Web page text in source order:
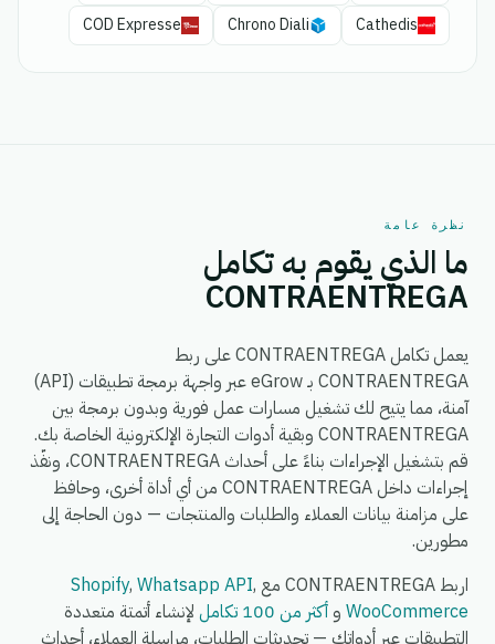
Cathedis
Chrono Diali
COD Expresse
نظرة عامة
ما الذي يقوم به تكامل
CONTRAENTREGA
يعمل تكامل CONTRAENTREGA على ربط
CONTRAENTREGA بـ eGrow عبر واجهة برمجة تطبيقات (API)
آمنة، مما يتيح لك تشغيل مسارات عمل فورية وبدون برمجة بين
CONTRAENTREGA وبقية أدوات التجارة الإلكترونية الخاصة بك.
قم بتشغيل الإجراءات بناءً على أحداث CONTRAENTREGA، ونفّذ
إجراءات داخل CONTRAENTREGA من أي أداة أخرى، وحافظ
على مزامنة بيانات العملاء والطلبات والمنتجات — دون الحاجة إلى
مطورين.
اربط CONTRAENTREGA مع
Shopify, Whatsapp API,
WooCommerce و أكثر من 100 تكامل
لإنشاء أتمتة متعددة
التطبيقات عبر أدواتك — تحديثات الطلبات، مراسلة العملاء، أحداث